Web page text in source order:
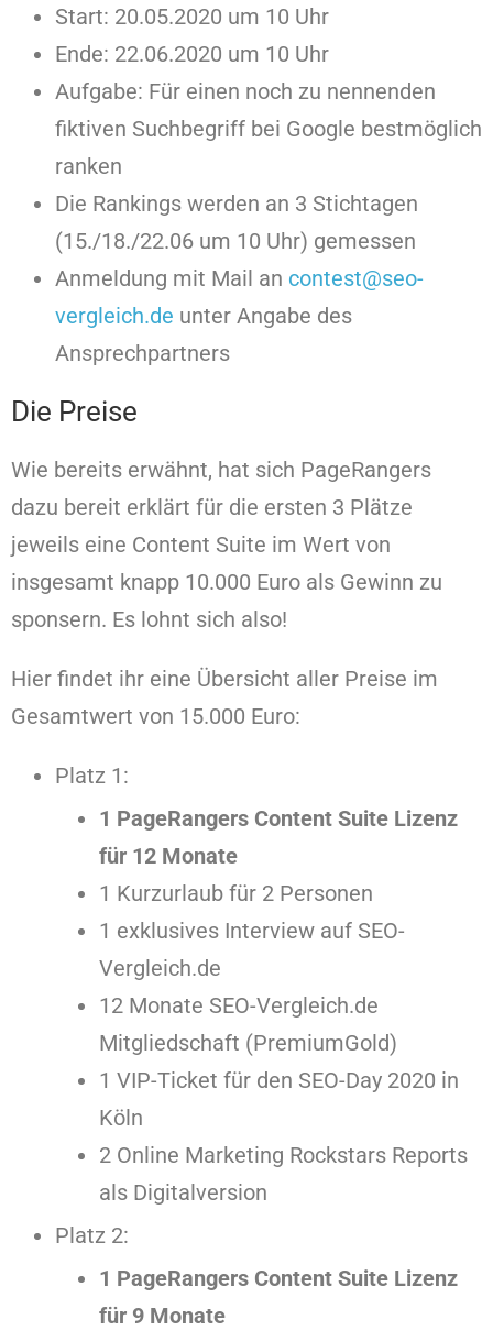
Start: 20.05.2020 um 10 Uhr
Ende: 22.06.2020 um 10 Uhr
Aufgabe: Für einen noch zu nennenden
fiktiven Suchbegriff bei Google bestmöglich
ranken
Die Rankings werden an 3 Stichtagen
(15./18./22.06 um 10 Uhr) gemessen
Anmeldung mit Mail an contest@seo-
vergleich.de unter Angabe des
Ansprechpartners
Die Preise
Wie bereits erwähnt, hat sich PageRangers
dazu bereit erklärt für die ersten 3 Plätze
jeweils eine Content Suite im Wert von
insgesamt knapp 10.000 Euro als Gewinn zu
sponsern. Es lohnt sich also!
Hier findet ihr eine Übersicht aller Preise im
Gesamtwert von 15.000 Euro:
Platz 1:
1 PageRangers Content Suite Lizenz
für 12 Monate
1 Kurzurlaub für 2 Personen
1 exklusives Interview auf SEO-
Vergleich.de
12 Monate SEO-Vergleich.de
Mitgliedschaft (PremiumGold)
1 VIP-Ticket für den SEO-Day 2020 in
Köln
2 Online Marketing Rockstars Reports
als Digitalversion
Platz 2:
1 PageRangers Content Suite Lizenz
für 9 Monate